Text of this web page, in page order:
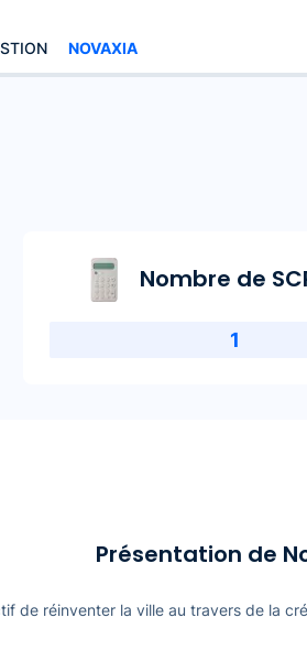
NOVAXIA
Nombre de
1
Présentation de
de réinventer la ville au travers de la